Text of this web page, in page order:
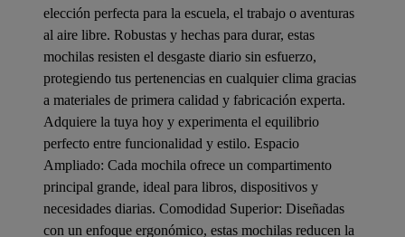
elección perfecta para la escuela, el trabajo o aventuras
al aire libre. Robustas y hechas para durar, estas
mochilas resisten el desgaste diario sin esfuerzo,
protegiendo tus pertenencias en cualquier clima gracias
a materiales de primera calidad y fabricación experta.
Adquiere la tuya hoy y experimenta el equilibrio
perfecto entre funcionalidad y estilo. Espacio
Ampliado: Cada mochila ofrece un compartimento
principal grande, ideal para libros, dispositivos y
necesidades diarias. Comodidad Superior: Diseñadas
con un enfoque ergonómico, estas mochilas reducen la